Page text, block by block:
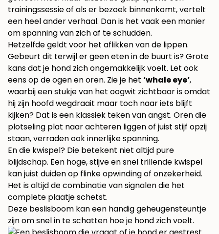
trainingssessie of als er bezoek binnenkomt, vertelt
een heel ander verhaal. Dan is het vaak een manier
om spanning van zich af te schudden.
Hetzelfde geldt voor het aflikken van de lippen.
Gebeurt dit terwijl er geen eten in de buurt is? Grote
kans dat je hond zich ongemakkelijk voelt. Let ook
eens op de ogen en oren. Zie je het ‘whale eye’,
waarbij een stukje van het oogwit zichtbaar is omdat
hij zijn hoofd wegdraait maar toch naar iets blijft
kijken? Dat is een klassiek teken van angst. Oren die
plotseling plat naar achteren liggen of juist stijf opzij
staan, verraden ook innerlijke spanning.
En die kwispel? Die betekent niet altijd pure
blijdschap. Een hoge, stijve en snel trillende kwispel
kan juist duiden op flinke opwinding of onzekerheid.
Het is altijd de combinatie van signalen die het
complete plaatje schetst.
Deze beslisboom kan een handig geheugensteuntje
zijn om snel in te schatten hoe je hond zich voelt.